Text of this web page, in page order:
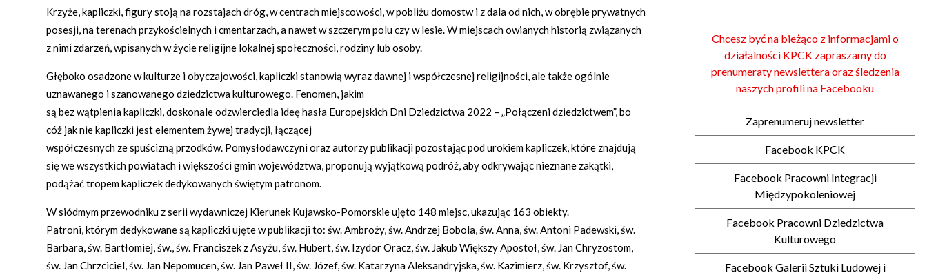
Krzyże, kapliczki, figury stoją na rozstajach dróg, w centrach miejscowości, w pobliżu domostw i z dala od nich, w obrębie prywatnych
posesji, na terenach przykościelnych i cmentarzach, a nawet w szczerym polu czy w lesie. W miejscach owianych historią związanych
z nimi zdarzeń, wpisanych w życie religijne lokalnej społeczności, rodziny lub osoby.
Głęboko osadzone w kulturze i obyczajowości, kapliczki stanowią wyraz dawnej i współczesnej religijności, ale także ogólnie
uznawanego i szanowanego dziedzictwa kulturowego. Fenomen, jakim
są bez wątpienia kapliczki, doskonale odzwierciedla ideę hasła Europejskich Dni Dziedzictwa 2022 – „Połączeni dziedzictwem”, bo
cóż jak nie kapliczki jest elementem żywej tradycji, łączącej
współczesnych ze spuścizną przodków. Pomysłodawczyni oraz autorzy publikacji pozostając pod urokiem kapliczek, które znajdują
się we wszystkich powiatach i większości gmin województwa, proponują wyjątkową podróż, aby odkrywając nieznane zakątki,
podążać tropem kapliczek dedykowanych świętym patronom.
W siódmym przewodniku z serii wydawniczej Kierunek Kujawsko-Pomorskie ujęto 148 miejsc, ukazując 163 obiekty.
Patroni, którym dedykowane są kapliczki ujęte w publikacji to: św. Ambroży, św. Andrzej Bobola, św. Anna, św. Antoni Padewski, św.
Barbara, św. Bartłomiej, św., św. Franciszek z Asyżu, św. Hubert, św. Izydor Oracz, św. Jakub Większy Apostoł, św. Jan Chryzostom,
św. Jan Chrzciciel, św. Jan Nepomucen, św. Jan Paweł II, św. Józef, św. Katarzyna Aleksandryjska, św. Kazimierz, św. Krzysztof, św.
Chcesz być na bieżąco z informacjami o
działalności KPCK zapraszamy do
prenumeraty newslettera oraz śledzenia
naszych profili na Facebooku
Zaprenumeruj newsletter
Facebook KPCK
Facebook Pracowni Integracji
Międzypokoleniowej
Facebook Pracowni Dziedzictwa
Kulturowego
Facebook Galerii Sztuki Ludowej i